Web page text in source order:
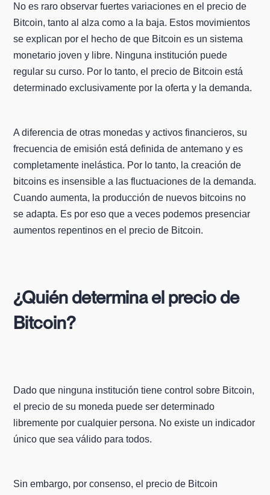
No es raro observar fuertes variaciones en el precio de
Bitcoin, tanto al alza como a la baja. Estos movimientos
se explican por el hecho de que Bitcoin es un sistema
monetario joven y libre. Ninguna institución puede
regular su curso. Por lo tanto, el precio de Bitcoin está
determinado exclusivamente por la oferta y la demanda.
A diferencia de otras monedas y activos financieros, su
frecuencia de emisión está definida de antemano y es
completamente inelástica. Por lo tanto, la creación de
bitcoins es insensible a las fluctuaciones de la demanda.
Cuando aumenta, la producción de nuevos bitcoins no
se adapta. Es por eso que a veces podemos presenciar
aumentos repentinos en el precio de Bitcoin.
¿Quién determina el precio de
Bitcoin?
Dado que ninguna institución tiene control sobre Bitcoin,
el precio de su moneda puede ser determinado
libremente por cualquier persona. No existe un indicador
único que sea válido para todos.
Sin embargo, por consenso, el precio de Bitcoin